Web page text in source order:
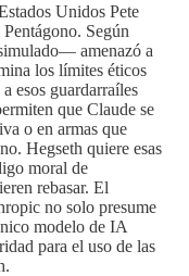
Unidos Pete
Según
amenazó a
los límites éticos
esos guardarraíles
que Claude se
o en armas que
Hegseth quiere esas
moral de
rebasar. El
no solo presume
modelo de IA
para el uso de las